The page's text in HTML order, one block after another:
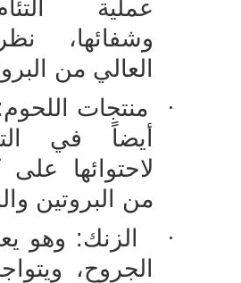
عملية
وشفائها،
العالي من
·
منتجات
أيضاً في
لاحتوائها
من البروتين
·
الزنك: وهو
الجروح،